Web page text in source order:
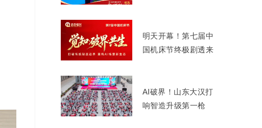
明天开幕！第七届中
国机床节终极剧透来
AI破界！山东大汉打
响智造升级第一枪